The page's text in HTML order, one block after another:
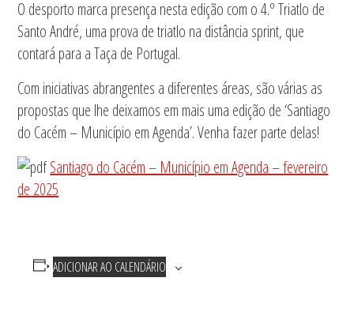
O desporto marca presença nesta edição com o 4.º Triatlo de
Santo André, uma prova de triatlo na distância sprint, que
contará para a Taça de Portugal.
Com iniciativas abrangentes a diferentes áreas, são várias as
propostas que lhe deixamos em mais uma edição de ‘Santiago
do Cacém – Município em Agenda’. Venha fazer parte delas!
Santiago do Cacém – Município em Agenda – fevereiro
de 2025
ADICIONAR AO CALENDÁRIO